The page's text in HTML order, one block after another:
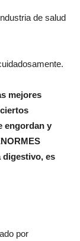
de salud
mejores
engordan y
digestivo, es
por